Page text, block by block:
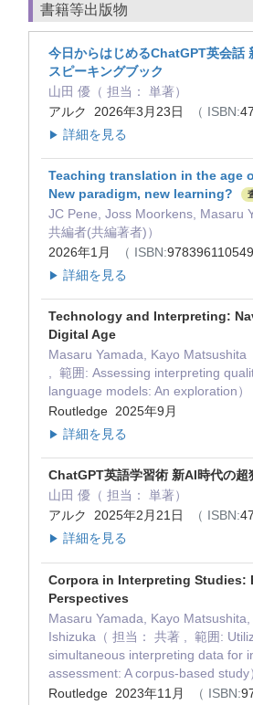
書籍等出版物
今日からはじめるChatGPT英会話
スピーキングブック
山田 優（ 担当： 単著）
アルク 2026年3月23日
（ ISBN:
▶ 詳細を見る
Teaching translation in the age
New paradigm, new learning?
JC Pene, Joss Moorkens, Masaru
共編者(共編著者)）
2026年1月
（ ISBN:
▶ 詳細を見る
Technology and Interpreting:
Digital Age
Masaru Yamada, Kayo Matsushita
, 範囲: Assessing interpreting
language models: An exploration）
Routledge 2025年9月
▶ 詳細を見る
ChatGPT英語学習術 新AI時代の超
山田 優（ 担当： 単著）
アルク 2025年2月21日
（ ISBN:
▶ 詳細を見る
Corpora in Interpreting Studies:
Perspectives
Masaru Yamada, Kayo Matsushita,
Ishizuka（ 担当： 共著 , 範囲:
simultaneous interpreting data for
assessment: A corpus-based study
Routledge 2023年11月
（ ISBN: